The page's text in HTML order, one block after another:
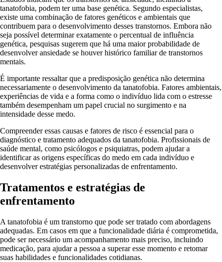
tanatofobia, podem ter uma base genética. Segundo especialistas,
existe uma combinação de fatores genéticos e ambientais que
contribuem para o desenvolvimento desses transtornos. Embora não
seja possível determinar exatamente o percentual de influência
genética, pesquisas sugerem que há uma maior probabilidade de
desenvolver ansiedade se houver histórico familiar de transtornos
mentais.
É importante ressaltar que a predisposição genética não determina
necessariamente o desenvolvimento da tanatofobia. Fatores ambientais,
experiências de vida e a forma como o indivíduo lida com o estresse
também desempenham um papel crucial no surgimento e na
intensidade desse medo.
Compreender essas causas e fatores de risco é essencial para o
diagnóstico e tratamento adequados da tanatofobia. Profissionais de
saúde mental, como psicólogos e psiquiatras, podem ajudar a
identificar as origens específicas do medo em cada indivíduo e
desenvolver estratégias personalizadas de enfrentamento.
Tratamentos e estratégias de
enfrentamento
A tanatofobia é um transtorno que pode ser tratado com abordagens
adequadas. Em casos em que a funcionalidade diária é comprometida,
pode ser necessário um acompanhamento mais preciso, incluindo
medicação, para ajudar a pessoa a superar esse momento e retomar
suas habilidades e funcionalidades cotidianas.